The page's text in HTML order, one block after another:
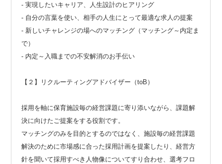
- 実現したいキャリア、人生設計のヒアリング
- 自分の言葉を使い、相手の人生にとって最適な求人の提案
- 新しいチャレンジの場へのマッチング（マッチング～内定ま
で）
- 内定～入職までの不安解消のお手伝い
【２】リクルーティングアドバイザー（toB）
採用を軸に保育施設毎の経営課題に寄り添いながら、課題解
決に向けたご提案をする役割です。
マッチングのみを目的とするのではなく、施設毎の経営課題
解決のために市場感に合った採用計画を提案したり、経営方
針を聞いて採用すべき人物像についてすり合わせ、選考フロ